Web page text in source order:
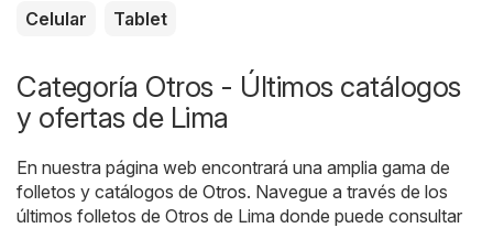
Celular Tablet
Categoría Otros - Últimos catálogos
y ofertas de Lima
En nuestra página web encontrará una amplia gama de
folletos y catálogos de Otros. Navegue a través de los
últimos folletos de Otros de Lima donde puede consultar